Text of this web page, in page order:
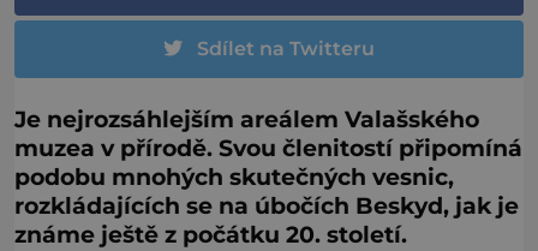
Sdílet na Twitteru
Je nejrozsáhlejším areálem Valašského
muzea v přírodě. Svou členitostí připomíná
podobu mnohých skutečných vesnic,
rozkládajících se na úbočích Beskyd, jak je
známe ještě z počátku 20. století.